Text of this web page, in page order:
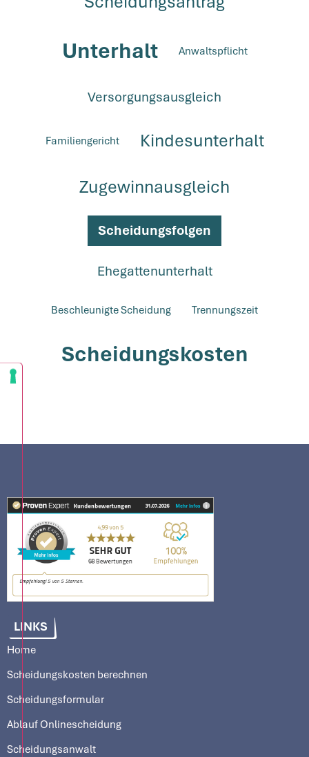
Unterhalt Anwaltspflicht
Versorgungsausgleich
Familiengericht Kindesunterhalt
Zugewinnausgleich
Scheidungsfolgen
Ehegattenunterhalt
Beschleunigte Scheidung Trennungszeit
Scheidungskosten
LINKS
Home
Scheidungskosten berechnen
Scheidungsformular
Ablauf Onlinescheidung
Scheidungsanwalt